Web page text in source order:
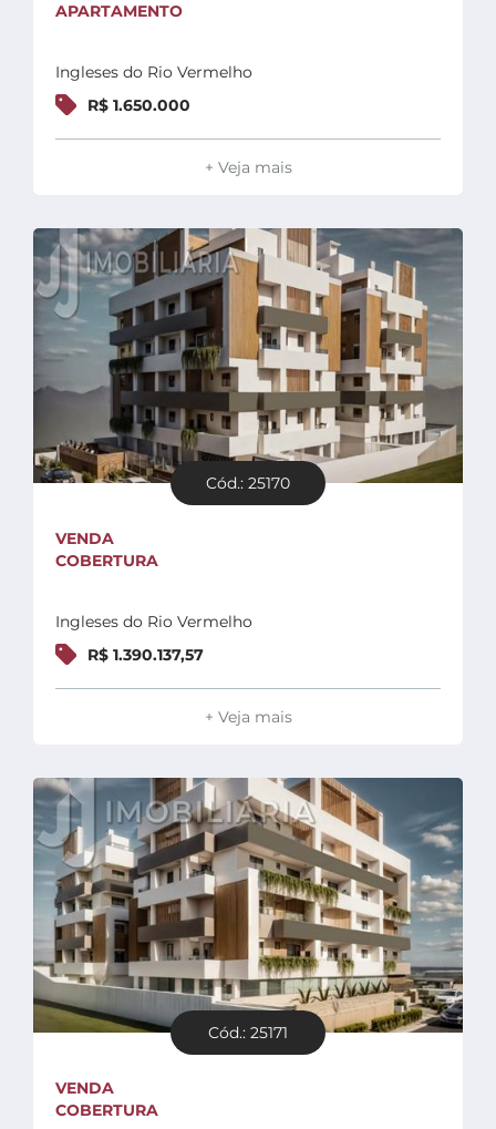
APARTAMENTO
Ingleses do Rio Vermelho
R$ 1.650.000
+ Veja mais
Cód.: 25170
VENDA
COBERTURA
Ingleses do Rio Vermelho
R$ 1.390.137,57
+ Veja mais
Cód.: 25171
VENDA
COBERTURA